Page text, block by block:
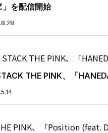
」を配信開始
THE PINK、「